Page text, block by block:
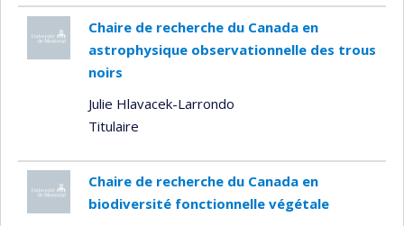
Chaire de recherche du Canada en
astrophysique observationnelle des trous
noirs
Julie Hlavacek-Larrondo
Titulaire
Chaire de recherche du Canada en
biodiversité fonctionnelle végétale